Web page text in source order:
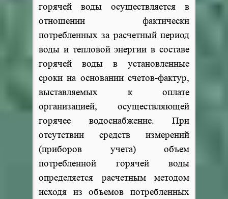
горячей воды осуществляется в
отношении фактически
потребленных за расчетный период
воды и тепловой энергии в составе
горячей воды в установленные
сроки на основании счетов-фактур,
выставляемых к оплате
организацией, осуществляющей
горячее водоснабжение. При
отсутствии средств измерений
(приборов учета) объем
потребленной горячей воды
определяется расчетным методом
исходя из объемов потребленных